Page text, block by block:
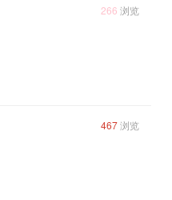
266 浏览
467浏览